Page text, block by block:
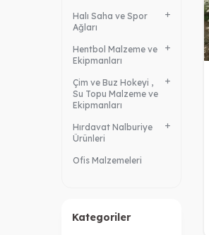
Halı Saha ve Spor
Ağları
Hentbol Malzeme ve
Ekipmanları
Çim ve Buz Hokeyi ,
Su Topu Malzeme ve
Ekipmanları
Hırdavat Nalburiye
Ürünleri
Ofis Malzemeleri
Kategoriler